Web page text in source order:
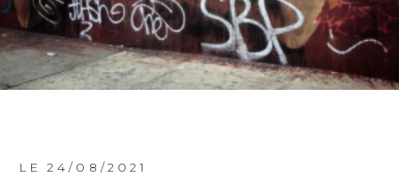
LE 24/08/2021